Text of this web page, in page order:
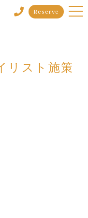
Reserve
リスト施策